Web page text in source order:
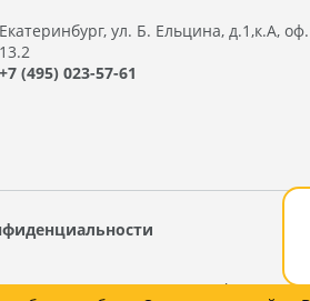
Екатеринбург, ул. Б. Ельцина, д.1,к.А, оф.
13.2
+7 (495) 023-57-61
наличия на складе, носит